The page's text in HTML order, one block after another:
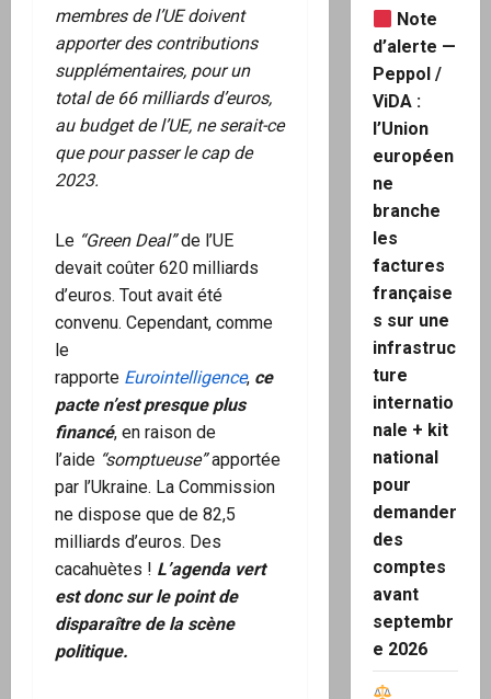
membres de l’UE doivent
apporter des contributions
supplémentaires, pour un
total de 66 milliards d’euros,
au budget de l’UE, ne serait-ce
que pour passer le cap de
2023.
Le “Green Deal”de l’UE
devait coûter 620 milliards
d’euros. Tout avait été
convenu. Cependant, comme
le
rapporte Eurointelligence, ce
pacte n’est presque plus
financé, en raison de
l’aide “somptueuse”apportée
par l’Ukraine. La Commission
ne dispose que de 82,5
milliards d’euros. Des
cacahuètes ! L’agenda vert
est donc sur le point de
disparaître de la scène
politique.
Note
d’alerte —
Peppol /
ViDA :
l’Union
européen
ne
branche
les
factures
française
s sur une
infrastruc
ture
internatio
nale + kit
national
pour
demander
des
comptes
avant
septembr
e 2026